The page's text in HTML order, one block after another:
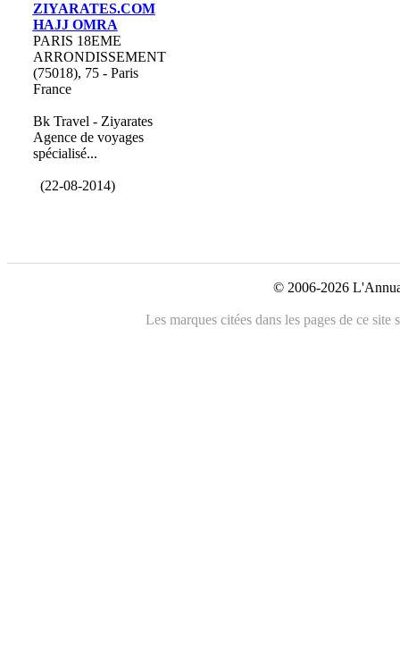
ZIYARATES.COM
HAJJ OMRA
PARIS 18EME
ARRONDISSEMENT
(75018), 75 - Paris
France
Bk Travel - Ziyarates
Agence de voyages
spécialisé...
(22-08-2014)
© 2006-2026
Les marques citées dans les pages de ce